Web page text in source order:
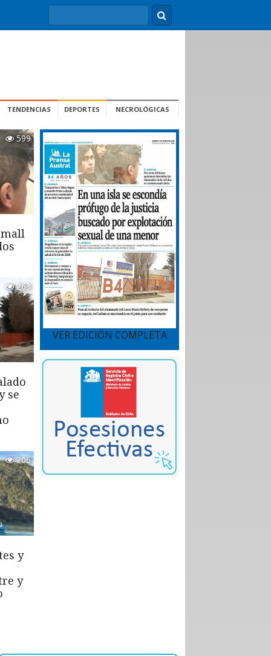
TENDENCIAS DEPORTES NECROLÓGICAS
599
263
se
206
y
y
VER EDICIÓN COMPLETA